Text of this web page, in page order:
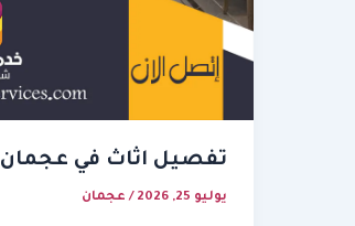
تفصيل اثاث في عجمان
يوليو 25, 2026 / عجمان